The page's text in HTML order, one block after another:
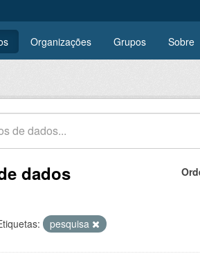
Organizações Grupos Sobre
dados
pesquisa